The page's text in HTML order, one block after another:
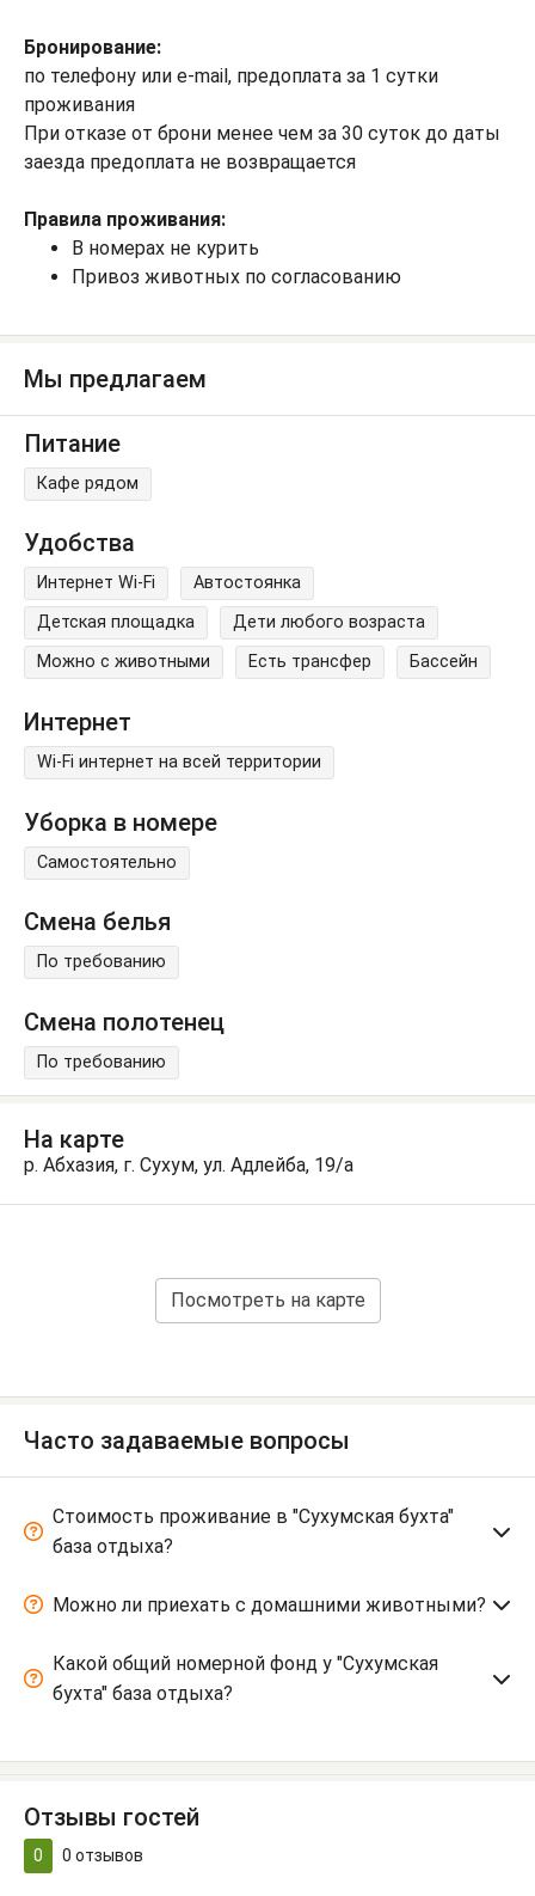
Бронирование:
по телефону или e-mail, предоплата за 1 сутки
проживания
При отказе от брони менее чем за 30 суток до даты
заезда предоплата не возвращается
Правила проживания:
В номерах не курить
Привоз животных по согласованию
Мы предлагаем
Питание
Кафе рядом
Удобства
Интернет Wi-Fi
Автостоянка
Детская площадка
Дети любого возраста
Можно с животными
Есть трансфер Бассейн
Интернет
Wi-Fi интернет на всей территории
Уборка в номере
Самостоятельно
Смена белья
По требованию
Смена полотенец
По требованию
На карте
р. Абхазия, г. Сухум, ул. Адлейба, 19/а
Посмотреть на карте
Часто задаваемые вопросы
Стоимость проживание в "Сухумская бухта"
база отдыха?
Можно ли приехать с домашними животными?
Какой общий номерной фонд у "Сухумская
бухта" база отдыха?
Отзывы гостей
0 0 отзывов